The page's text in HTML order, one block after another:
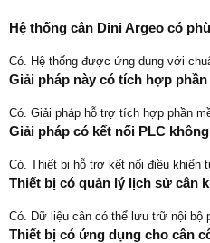
Hệ thống cân Dini Argeo có
Có. Hệ thống được ứng dụng với
Giải pháp này có tích hợp
Có. Giải pháp hỗ trợ tích hợp phần
Giải pháp có kết nối PLC
Có. Thiết bị hỗ trợ kết nối điều khiển
Thiết bị có quản lý lịch sử cân
Có. Dữ liệu cân có thể lưu trữ nội bộ
Thiết bị có ứng dụng cho cân